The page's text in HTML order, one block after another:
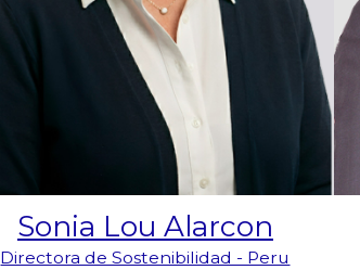
Sonia Lou Alarcon
Directora de Sostenibilidad - Peru